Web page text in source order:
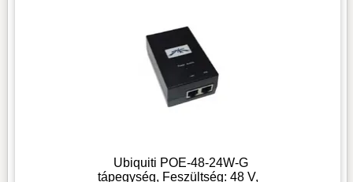
Ubiquiti POE-48-24W-G
tápegység, Feszültség: 48 V,